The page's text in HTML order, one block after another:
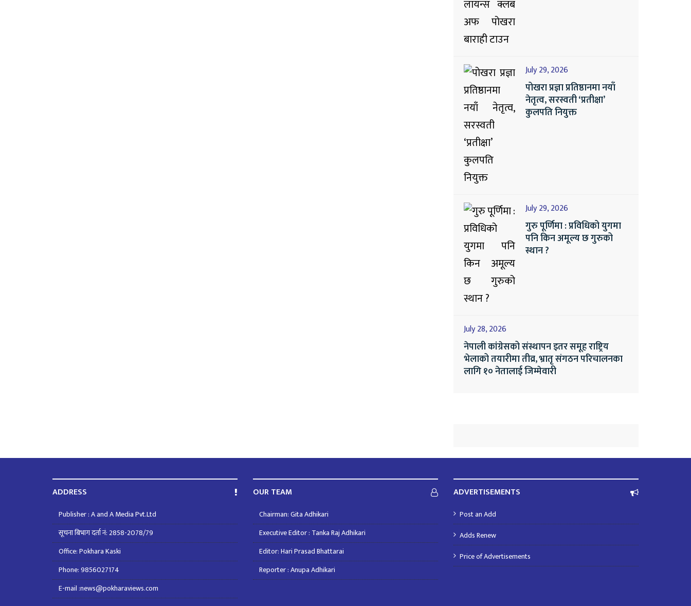
July 29, 2026
पोखरा प्रज्ञा प्रतिष्ठानमा नयाँ
नेतृत्व, सरस्वती ‘प्रतीक्षा’
कुलपति नियुक्त
July 29, 2026
गुरु पूर्णिमा : प्रविधिको युगमा
पनि किन अमूल्य छ गुरुको
स्थान ?
July 28, 2026
नेपाली कांग्रेसको संस्थापन इतर समूह राष्ट्रिय
भेलाको तयारीमा तीव्र, भ्रातृ संगठन परिचालनका
लागि १० नेतालाई जिम्मेवारी
ADDRESS
Publisher : A and A Media Pvt.Ltd
सूचना बिभाग दर्ता नं: 2858-2078/79
Office: Pokhara Kaski
Phone: 9856027174
E-mail :news@pokharaviews.com
OUR TEAM
Chairman: Gita Adhikari
Executive Editor : Tanka Raj Adhikari
Editor: Hari Prasad Bhattarai
Reporter : Anupa Adhikari
ADVERTISEMENTS
Post an Add
Adds Renew
Price of Advertisements